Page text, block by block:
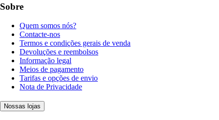
Sobre
Quem somos nós?
Contacte-nos
Termos e condições gerais de venda
Devoluções e reembolsos
Informação legal
Meios de pagamento
Tarifas e opções de envio
Nota de Privacidade
Nossas lojas